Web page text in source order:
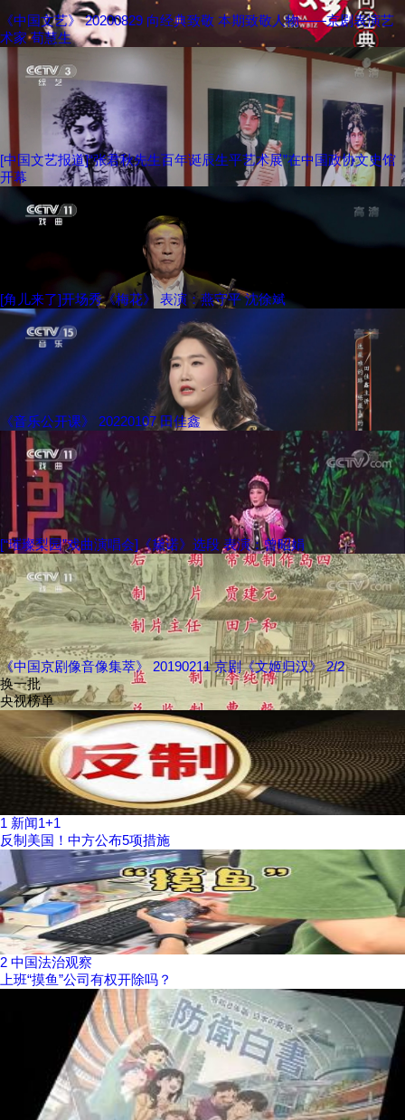
《中国文艺》 20200829 向经典致敬 本期致敬人物——京剧表演艺
术家 荀慧生
[中国文艺报道]“张君秋先生百年诞辰生平艺术展”在中国政协文史馆
开幕
[角儿来了]开场秀《梅花》 表演：燕守平 沈徐斌
《音乐公开课》 20220107 田佳鑫
[“璀璨梨园”戏曲演唱会]《黛诺》选段 表演：曾昭娟
《中国京剧像音像集萃》 20190211 京剧《文姬归汉》 2/2
换一批
央视榜单
1 新闻1+1
反制美国！中方公布5项措施
2 中国法治观察
上班“摸鱼”公司有权开除吗？